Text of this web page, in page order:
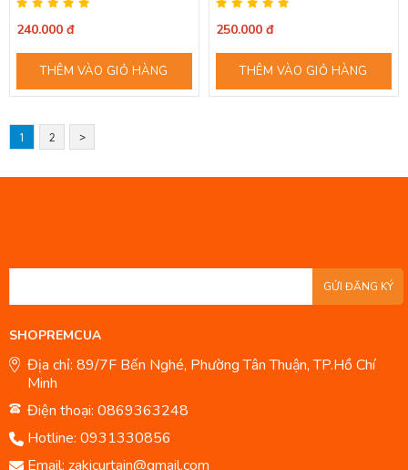
240.000 đ
THÊM VÀO GIỎ HÀNG
250.000 đ
THÊM VÀO GIỎ HÀNG
1 2 >
GỬI ĐĂNG KÝ
SHOPREMCUA
Địa chỉ: 89/7F Bến Nghé, Phường Tân Thuận, TP.Hồ Chí
Minh
Điện thoại: 0869363248
Hotline: 0931330856
Email: zakicurtain@gmail.com